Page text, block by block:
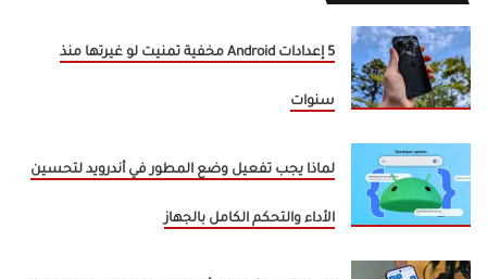
5 إعدادات Android مخفية تمنيت لو غيرتها منذ
سنوات
لماذا يجب تفعيل وضع المطور في أندرويد لتحسين
الأداء والتحكم الكامل بالجهاز